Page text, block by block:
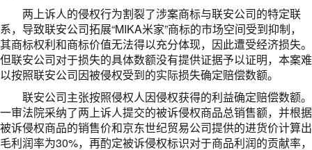
两上诉人的侵权行为割裂了涉案商标与联安公司的特定联
系，导致联安公司拓展“MIKA米家”商标的市场空间受到抑制，
其商标权利和商标价值无法得以充分体现，因此遭受经济损失。
但联安公司对于损失的具体数额没有提供证据予以证明，本案难
以按照联安公司因被侵权受到的实际损失确定赔偿数额。
联安公司主张按照侵权人因侵权获得的利益确定赔偿数额。
一审法院采纳了两上诉人提交的被诉侵权商品总销售额，并根据
被诉侵权商品的销售价和京东世纪贸易公司提供的进货价计算出
毛利润率为30%，再酌定被诉侵权标识对于商品利润的贡献率，